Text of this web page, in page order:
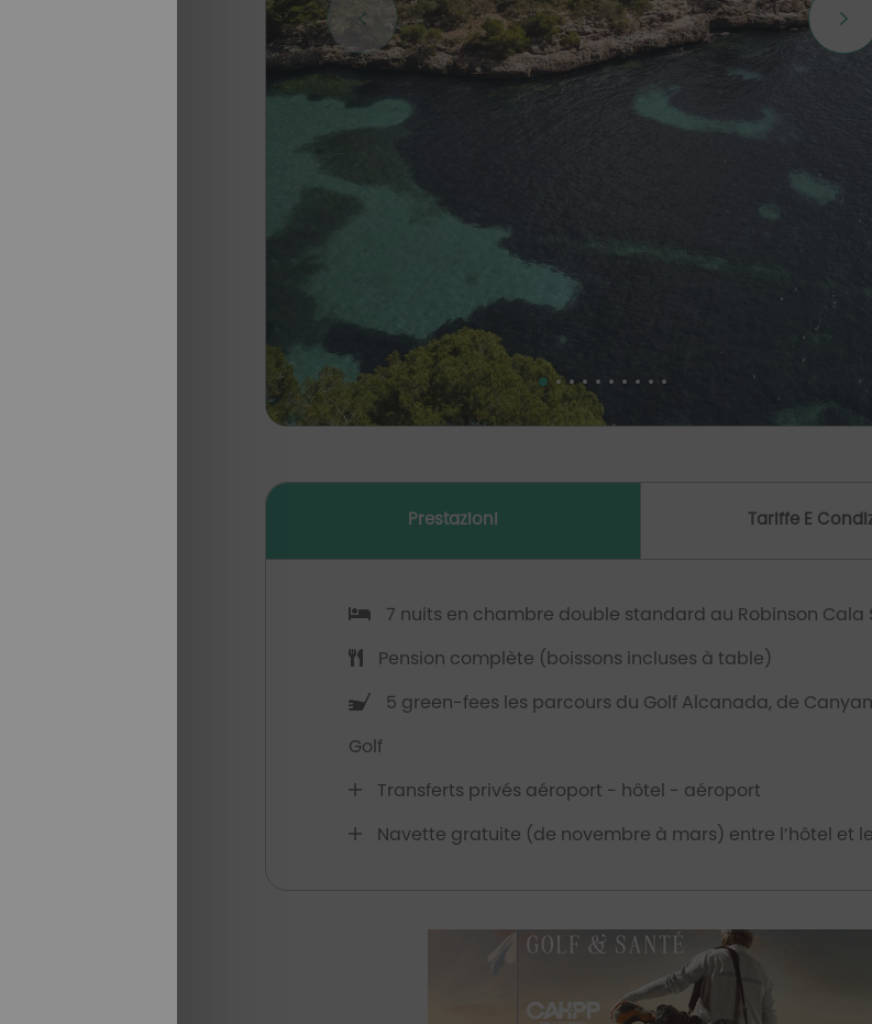
Prestazioni Tariffe E
7 nuits en chambre double standard au Robinson
Pension complète (boissons incluses à table)
5 green-fees les parcours du Golf Alcanada, de
Golf
Transferts privés aéroport - hôtel - aéroport
Navette gratuite (de novembre à mars) entre l’hôtel et